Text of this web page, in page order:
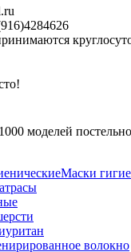
моделей
Маски
волокно